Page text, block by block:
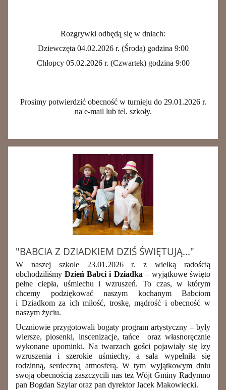
Rozgrywki odbędą się w dniach:
Dziewczęta 04.02.2026 r. (Środa) godzina 9:00
Chłopcy 05.02.2026 r. (Czwartek) godzina 9:00
Prosimy potwierdzić obecność w turnieju do 29.01.2026 r.
na e-mail lub tel. szkoły.
"BABCIA Z DZIADKIEM DZIŚ ŚWIĘTUJĄ..."
W naszej szkole 23.01.2026 r. z wielką radością
obchodziliśmyDzień Babcii Dziadka– wyjątkowe święto
pełne ciepła, uśmiechu i wzruszeń. To czas, w którym
chcemy podziękować naszym kochanym Babciom
i Dziadkom za ich miłość, troskę, mądrość i obecność w
naszym życiu.
Uczniowie przygotowali bogaty program artystyczny – były
wiersze, piosenki, inscenizacje, tańce oraz własnoręcznie
wykonane upominki. Na twarzach gości pojawiały się łzy
wzruszenia i szerokie uśmiechy, a sala wypełniła się
rodzinną, serdeczną atmosferą. W tym wyjątkowym dniu
swoją obecnością zaszczycili nas też Wójt Gminy Radymno
pan Bogdan Szylar oraz pan dyrektor Jacek Makowiecki.